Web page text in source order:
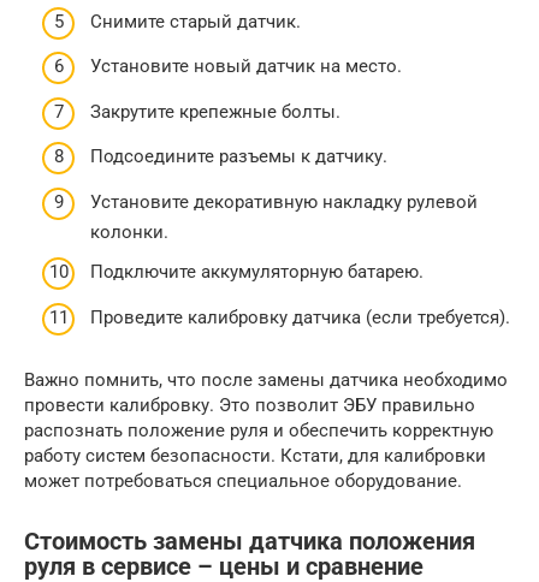
Снимите старый датчик.
Установите новый датчик на место.
Закрутите крепежные болты.
Подсоедините разъемы к датчику.
Установите декоративную накладку рулевой
колонки.
Подключите аккумуляторную батарею.
Проведите калибровку датчика (если требуется).
Важно помнить, что после замены датчика необходимо
провести калибровку. Это позволит ЭБУ правильно
распознать положение руля и обеспечить корректную
работу систем безопасности. Кстати, для калибровки
может потребоваться специальное оборудование.
Стоимость замены датчика положения
руля в сервисе – цены и сравнение